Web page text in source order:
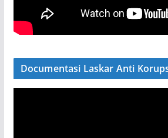
Documentasi Laskar Anti